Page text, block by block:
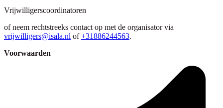
Vrijwilligerscoordinatoren
of neem rechtstreeks contact op met de organisator via
vrijwilligers@isala.nl of +31886244563.
Voorwaarden